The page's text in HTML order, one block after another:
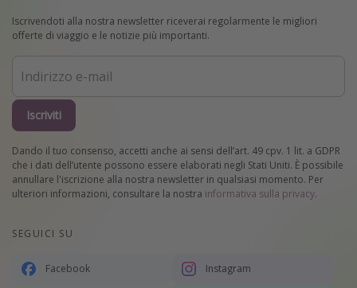
Iscrivendoti alla nostra newsletter riceverai regolarmente le migliori
offerte di viaggio e le notizie più importanti.
Iscriviti
Dando il tuo consenso, accetti anche ai sensi dell’art. 49 cpv. 1 lit. a GDPR
che i dati dell’utente possono essere elaborati negli Stati Uniti. È possibile
annullare l'iscrizione alla nostra newsletter in qualsiasi momento. Per
ulteriori informazioni, consultare la nostra informativa sulla privacy.
SEGUICI SU
Facebook Instagram